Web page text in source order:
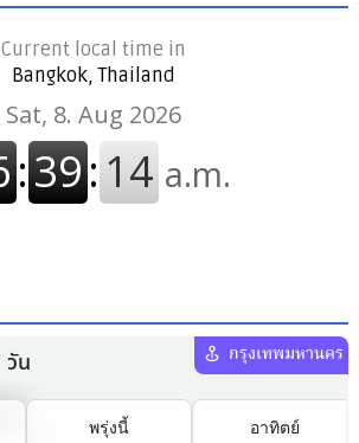
Current local time in
Bangkok, Thailand